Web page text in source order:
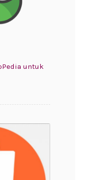
untuk